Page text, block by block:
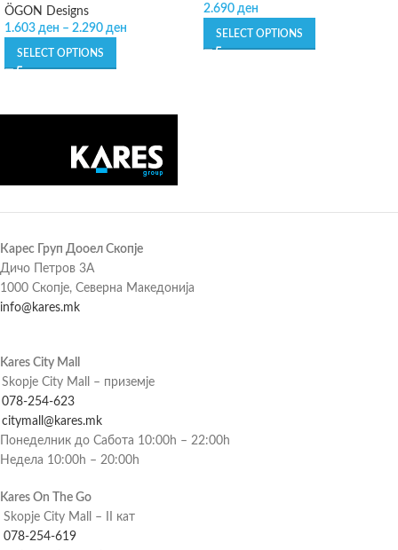
ÖGON Designs
1.603 ден – 2.290 ден
SELECT OPTIONS
2.690 ден
SELECT OPTIONS
Карес Груп Дооел Скопје
Дичо Петров 3А
1000 Скопје, Северна Македонија
info@kares.mk
Kares City Mall
Skopje City Mall – приземје
078-254-623
citymall@kares.mk
Понеделник до Сабота 10:00h – 22:00h
Недела 10:00h – 20:00h
Kares On The Go
Skopje City Mall – II кат
078-254-619